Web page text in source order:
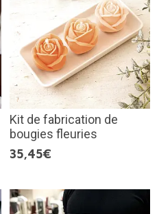
Kit de fabrication de
bougies fleuries
35,45€